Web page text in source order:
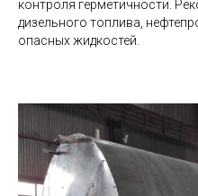
башню
контроля герметичности.
дизельного топлива,
опасных жидкостей.